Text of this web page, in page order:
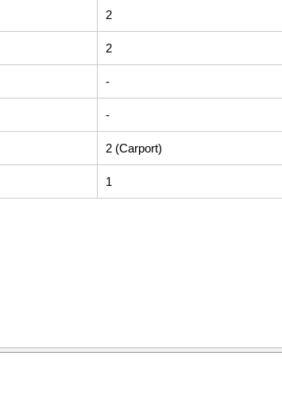
2
2
-
-
2 (Carport)
1